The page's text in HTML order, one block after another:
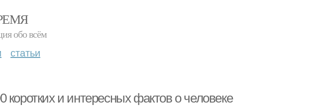
обо всём
статьи
коротких и интересных фактов о человеке